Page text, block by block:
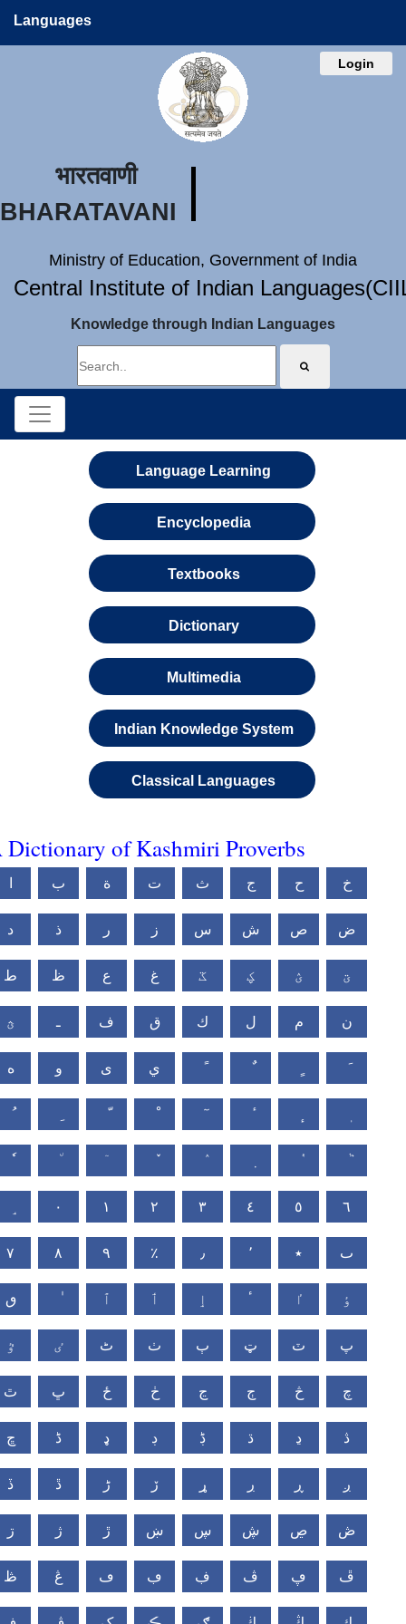
Languages
Login
भारतवाणी
BHARATAVANI
Ministry of Education, Government of India
Central Institute of Indian
Knowledge through Indian Languages
Language Learning
Encyclopedia
Textbooks
Dictionary
Multimedia
Indian Knowledge System
Classical Languages
Dictionary of Kashmiri Proverbs
ب ة ت ث ج ح خ
د ذ ر ز س ش ص ض
ط ظ ع غ ػ ؼ ؽ ؾ
ؿ ـ ف ق ك ل م ن
ه و ى ي
٠ ١ ٢ ٣ ٤ ٥ ٦
٧ ٨ ٩ ٪ ٫ ٬ ٭ ٮ
ٯ ٱ ٲ ٳ ٴ ٵ ٶ
ٷ ٸ ٹ ٺ ٻ ټ ٽ پ
ٿ ڀ ځ ڂ ڃ ڄ څ چ
ڇ ڈ ډ ڊ ڋ ڌ ڍ ڎ
ڏ ڐ ڑ ڒ ړ ڔ ڕ ږ
ڗ ژ ڙ ښ ڛ ڜ ڝ ڞ
ڟ ڠ ڡ ڢ ڣ ڤ ڥ ڦ